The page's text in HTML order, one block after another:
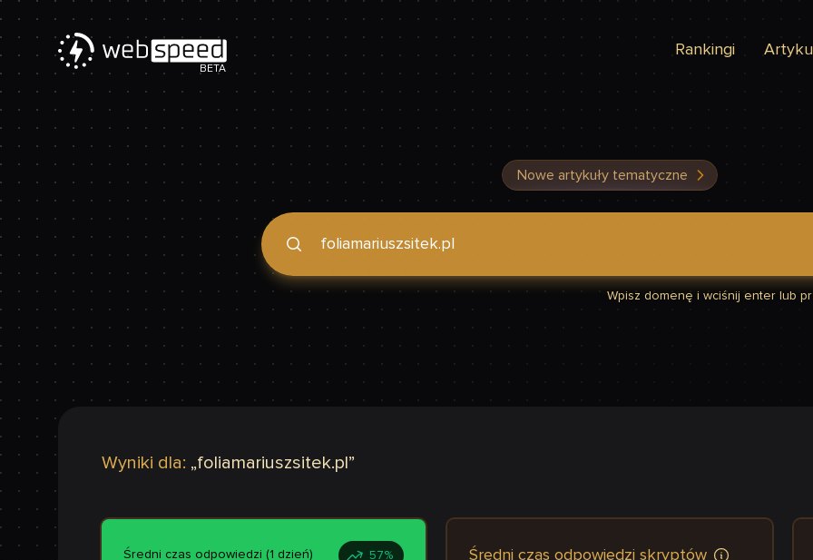
BETA
Rankingi
Nowe artykuły tematyczne
Podaj domenę, by sprawdzić, czy Twoja strona jest szybka
Wpisz domenę i wciśnij enter lub
Wyniki dla: „foliamariuszsitek.pl ”
Średni czas odpowiedzi (1 dzień) 57% Średni czas odpowiedzi skryptów